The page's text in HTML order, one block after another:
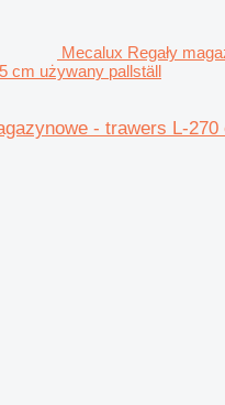
Mecalux Regały
cm używany pallställ
- trawers L-